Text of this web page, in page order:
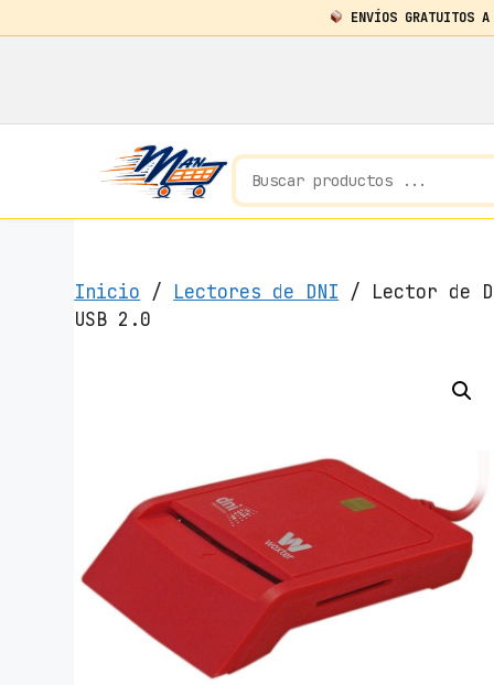
ENVÍOS GRATUITOS
Inicio / Lectores de DNI / Lector de
USB 2.0